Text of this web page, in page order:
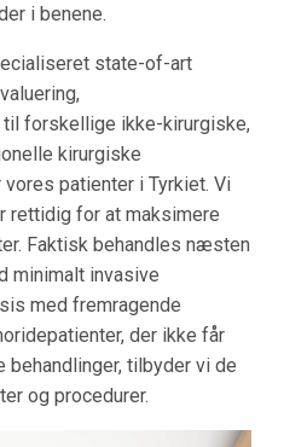
i benene.
state-of-art
forskellige ikke-kirurgiske,
kirurgiske
patienter i Tyrkiet. Vi
rettidig for at maksimere
Faktisk behandles næsten
minimalt invasive
med fremragende
der ikke får
tilbyder vi de
og procedurer.